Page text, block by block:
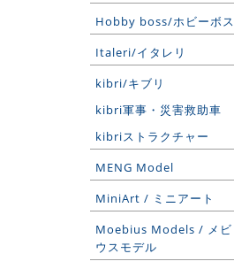
Hobby boss/ホビーボス
Italeri/イタレリ
kibri/キブリ
kibri軍事・災害救助車
kibriストラクチャー
MENG Model
MiniArt / ミニアート
Moebius Models / メビ
ウスモデル